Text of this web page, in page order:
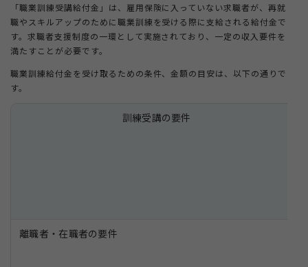
「職業訓練受講給付金」は、雇用保険に入っていない求職者が、再就
職やスキルアップのために職業訓練を受ける際に支給される給付金で
す。求職者支援制度の一環として実施されており、一定の収入要件を
満たすことが必要です。
職業訓練給付金を受け取るための条件、金額の目安は、以下の通りで
す。
訓練受講の要件
離職者・在職者の要件